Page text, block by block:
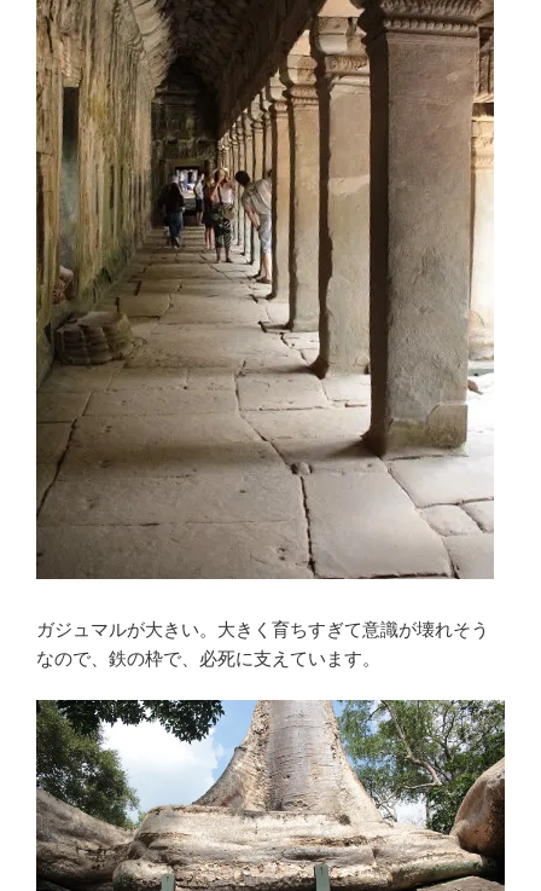
ガジュマルが大きい。大きく育ちすぎて意識が壊れそう
なので、鉄の枠で、必死に支えています。